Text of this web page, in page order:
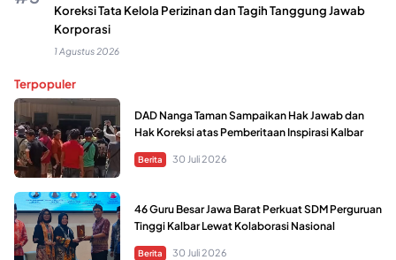
Koreksi Tata Kelola Perizinan dan Tagih Tanggung Jawab
Korporasi
1 Agustus 2026
Terpopuler
DAD Nanga Taman Sampaikan Hak Jawab dan
Hak Koreksi atas Pemberitaan Inspirasi Kalbar
Berita 30 Juli 2026
46 Guru Besar Jawa Barat Perkuat SDM Perguruan
Tinggi Kalbar Lewat Kolaborasi Nasional
Berita 30 Juli 2026